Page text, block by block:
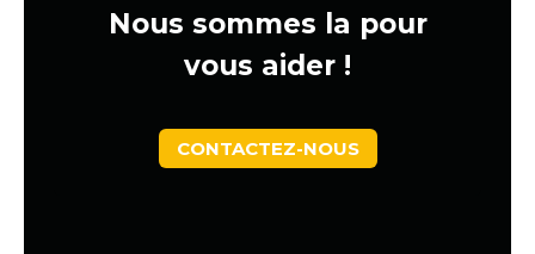
Nous sommes la pour
vous aider !
CONTACTEZ-NOUS